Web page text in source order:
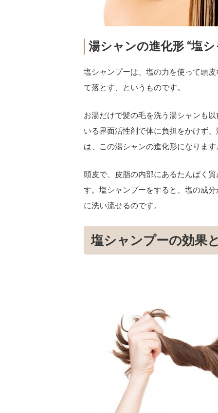
湯シャンの進化形 “塩シ
塩シャンプーは、塩の力を使って頭
て落とす、というものです。
お湯だけで髪の毛を洗う湯シャンも
いる界面活性剤で体に負担をかけず
は、この湯シャンの進化形になります
頭皮で、皮脂の内部にあるたんぱく
す。塩シャンプーをすると、塩の成
に洗い流せるのです。
塩シャンプーの効果